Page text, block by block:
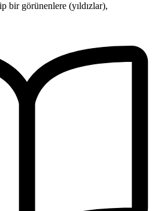
bir görünenlere (yıldızlar),